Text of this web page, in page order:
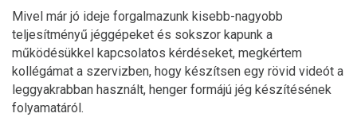
Mivel már jó ideje forgalmazunk kisebb-nagyobb
teljesítményű jéggépeket és sokszor kapunk a
működésükkel kapcsolatos kérdéseket, megkértem
kollégámat a szervizben, hogy készítsen egy rövid videót a
leggyakrabban használt, henger formájú jég készítésének
folyamatáról.